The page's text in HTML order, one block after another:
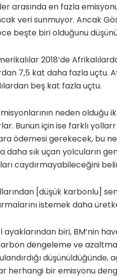
arasında en fazla
veri sunmuyor. Ancak
beşte biri olduğunu
2018’de
7,5 kat daha fazla uçtu.
beş kat fazla uçtu.
neden olduğu
Bunun için ise farklı yollarr
ödemesi gerekecek, bu
daha sık uçan yolcuların
caydırmayabileceğini
[düşük karbonlu]
istemek daha
biri, BM’nin
dengeleme ve
herhangi bir emisyonu